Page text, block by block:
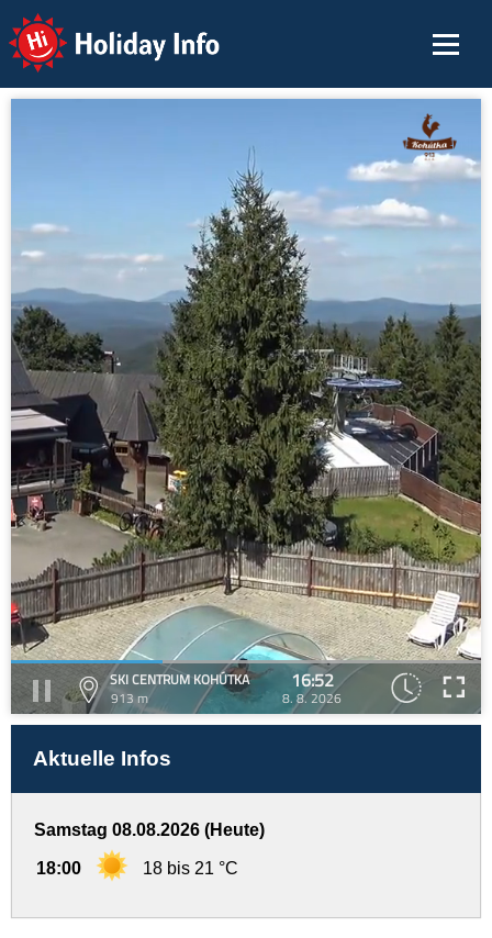
Holiday Info
SKI CENTRUM KOHÚTKA
913 m
16:52
8. 8. 2026
Aktuelle Infos
Samstag 08.08.2026 (Heute)
18:00 18 bis 21 °C